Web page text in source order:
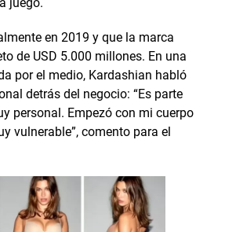
en 2019 y que la marca
de USD 5.000 millones. En una
por el medio, Kardashian habló
detrás del negocio: “Es parte
personal. Empezó con mi cuerpo
vulnerable”, comento para el